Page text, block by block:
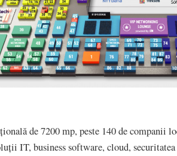
de 7200 mp, peste 140 de companii
IT, business software, cloud,